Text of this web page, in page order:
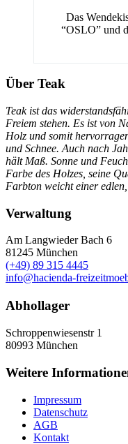
Das
“OSLO” und
Über Teak
Teak ist das
Freiem stehen. Es ist von
Holz und somit
und Schnee. Auch nach
hält Maß. Sonne und
Farbe des Holzes, seine
Farbton weicht einer
Verwaltung
Am Langwieder Bach 6
81245 München
(+49) 89 315 4445
info@hacienda-
Abhollager
Schroppenwiesenstr 1
80993 München
Weitere
Impressum
Datenschutz
AGB
Kontakt